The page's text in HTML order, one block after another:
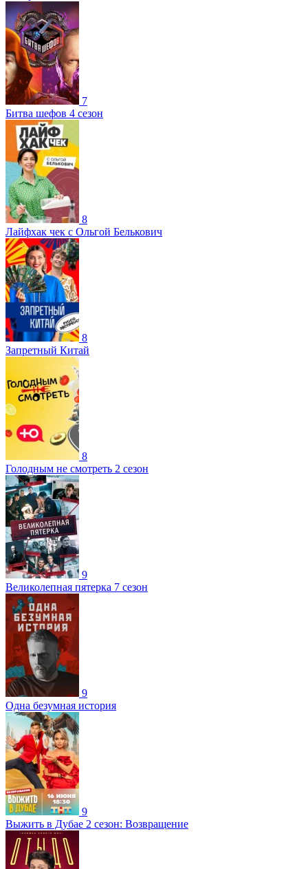
7
Битва шефов 4 сезон
8
Лайфхак чек с Ольгой Белькович
8
Запретный Китай
8
Голодным не смотреть 2 сезон
9
Великолепная пятерка 7 сезон
9
Одна безумная история
9
Выжить в Дубае 2 сезон: Возвращение